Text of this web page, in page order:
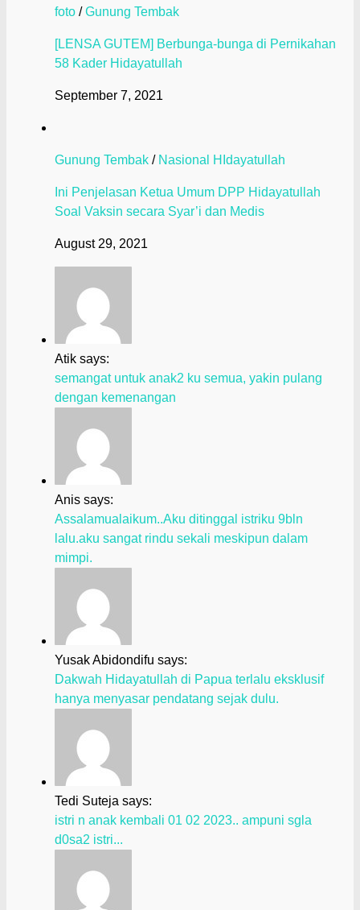
foto /Gunung Tembak
[LENSA GUTEM] Berbunga-bunga di Pernikahan
58 Kader Hidayatullah
September 7, 2021
Gunung Tembak / Nasional HIdayatullah
Ini Penjelasan Ketua Umum DPP Hidayatullah
Soal Vaksin secara Syar’i dan Medis
August 29, 2021
Atik says:
semangat untuk anak2 ku semua, yakin pulang
dengan kemenangan
Anis says:
Assalamualaikum..Aku ditinggal istriku 9bln
lalu.aku sangat rindu sekali meskipun dalam
mimpi.
Yusak Abidondifu says:
Dakwah Hidayatullah di Papua terlalu eksklusif
hanya menyasar pendatang sejak dulu.
Tedi Suteja says:
istri n anak kembali 01 02 2023.. ampuni sgla
d0sa2 istri...